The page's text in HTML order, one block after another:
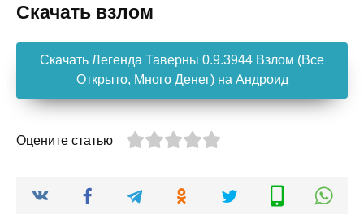
Скачать взлом
Скачать Легенда Таверны 0.9.3944 Взлом (Все
Открыто, Много Денег) на Андроид
Оцените статью